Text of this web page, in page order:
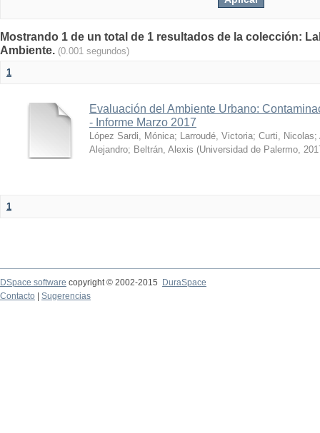
Mostrando 1 de un total de 1 resultados de la colección:
Ambiente. (0.001 segundos)
1
Evaluación del Ambiente Urbano:
- Informe Marzo 2017
López Sardi, Mónica; Larroudé, Victoria; Curti, Nicolas;
Alejandro; Beltrán, Alexis (Universidad de Palermo,
1
DSpace software copyright © 2002-2015
DuraSpace
Contacto
Sugerencias